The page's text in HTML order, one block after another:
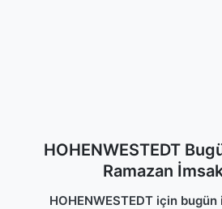
HOHENWESTEDT
Ramazan
HOHENWESTEDT için